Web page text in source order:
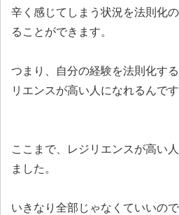
辛く感じてしまう状況を法則化
ることができます。
つまり、自分の経験を法則化す
リエンスが高い人になれるんです
ここまで、レジリエンスが高い
ました。
いきなり全部じゃなくていいの